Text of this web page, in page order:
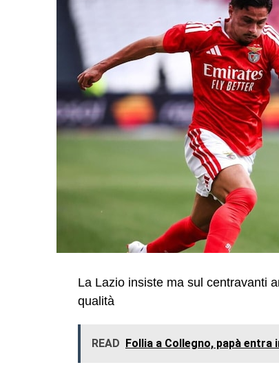
La Lazio insiste ma sul centravanti
qualità
READ Follia a Collegno, papà entra